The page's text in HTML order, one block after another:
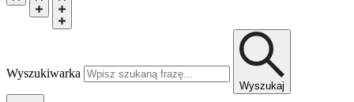
Wyszukiwarka
Wyszukaj